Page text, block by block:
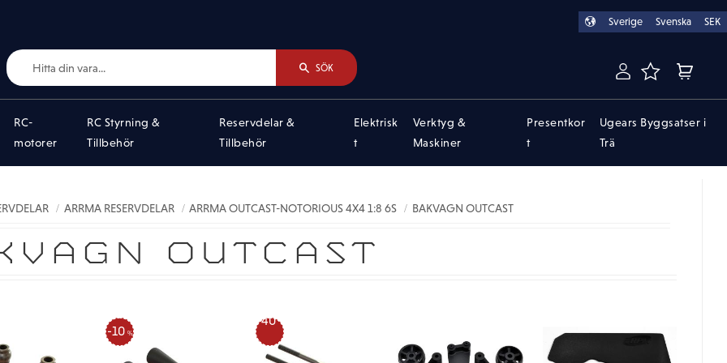
Sverige Svenska SEK
SÖK FAVORITER
RC-
motorer
RC Styrning &
Tillbehör
Reservdelar &
Tillbehör
Elektrisk
t
Verktyg &
Maskiner
Presentkor
t
Ugears Byggsatser i
Trä
OUTCAST
ARRMA RESERVDELAR ARRMA OUTCAST-NOTORIOUS 4X4 1:8 6S BAKVAGN OUTCAST
10 %
40
%